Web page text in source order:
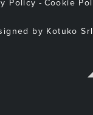
by Kotuko Srl